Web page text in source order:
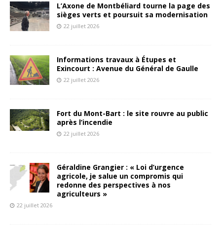
L’Axone de Montbéliard tourne la page des
sièges verts et poursuit sa modernisation
22 juillet 2026
Informations travaux à Étupes et
Exincourt : Avenue du Général de Gaulle
22 juillet 2026
Fort du Mont-Bart : le site rouvre au public
après l’incendie
22 juillet 2026
Géraldine Grangier : « Loi d’urgence
agricole, je salue un compromis qui
redonne des perspectives à nos
agriculteurs »
22 juillet 2026